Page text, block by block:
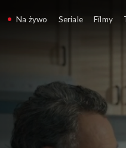
Na żywo Seriale Filmy